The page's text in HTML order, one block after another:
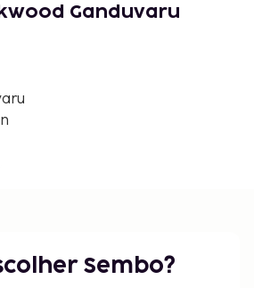
Ganduvaru
Sembo?